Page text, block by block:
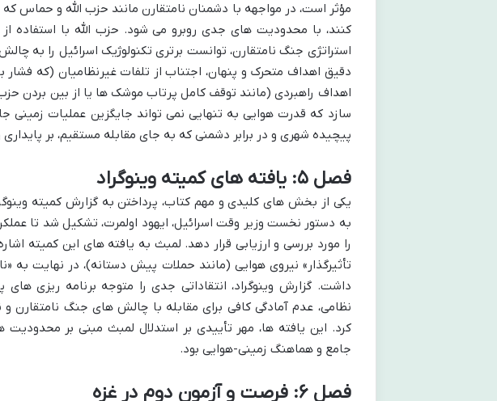
مؤثر است، در مواجهه با دشمنان نامتقارن مانند حزب الله و حماس
کنند، با محدودیت های جدی روبرو می شود. حزب الله با استفاده
استراتژی جنگ نامتقارن، توانست برتری تکنولوژیک اسرائیل را به
دقیق اهداف متحرک و پنهان، اجتناب از تلفات غیرنظامیان (که فشار
اهداف راهبردی (مانند توقف کامل پرتاب موشک ها یا از بین بردن
سازد که قدرت هوایی به تنهایی نمی تواند جایگزین عملیات
پیچیده شهری و در برابر دشمنی که به جای مقابله مستقیم، بر
فصل ۵: یافته های کمیته وینوگراد
به دستور نخست وزیر وقت اسرائیل، ایهود اولمرت، تشکیل شد تا
را مورد بررسی و ارزیابی قرار دهد. لمبث به یافته های این کمیته
تأثیرگذار» نیروی هوایی (مانند حملات پیش دستانه)، در نهایت به
داشت. گزارش وینوگراد، انتقاداتی جدی را متوجه برنامه ریزی
نظامی، عدم آمادگی کافی برای مقابله با چالش های جنگ نامتقارن
کرد. این یافته ها، مهر تأییدی بر استدلال لمبث مبنی بر
جامع و هماهنگ زمینی-هوایی بود.
فصل ۶: فرصت و آزمون دوم در غزه